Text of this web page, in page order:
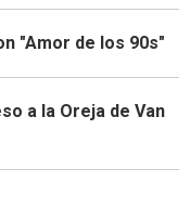
"Amor de los 90s"
a la Oreja de Van